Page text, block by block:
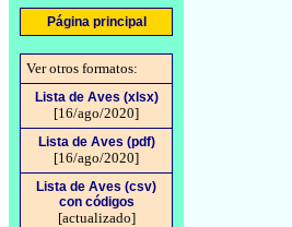
Página principal
Ver otros formatos:
Lista de Aves (xlsx)
[16/ago/2020]
Lista de Aves (pdf)
[16/ago/2020]
Lista de Aves (csv)
con códigos
[actualizado]